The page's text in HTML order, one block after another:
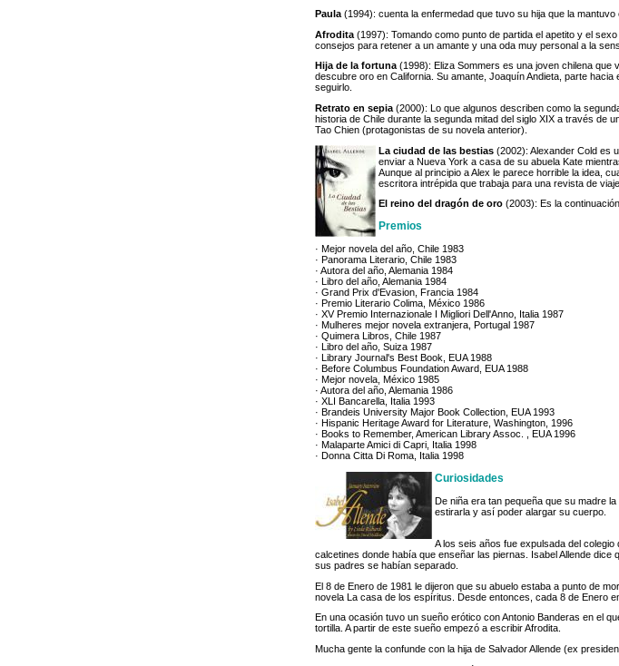
Paula (1994): cuenta la enfermedad que tuvo su hija que la mantuvo
Afrodita (1997): Tomando como punto de partida el apetito y el
consejos para retener a un amante y una oda muy personal a la
Hija de la fortuna (1998): Eliza Sommers es una joven chilena que
descubre oro en California. Su amante, Joaquín Andieta, parte
seguirlo.
Retrato en sepia (2000): Lo que algunos describen como la
historia de Chile durante la segunda mitad del siglo XIX a través de
Tao Chien (protagonistas de su novela anterior).
La ciudad de las bestias (2002): Alexander Cold es
enviar a Nueva York a casa de su abuela Kate
Aunque al principio a Alex le parece horrible la idea,
escritora intrépida que trabaja para una revista de
El reino del dragón de oro (2003): Es la
Premios
· Mejor novela del año, Chile 1983
· Panorama Literario, Chile 1983
· Autora del año, Alemania 1984
· Libro del año, Alemania 1984
· Grand Prix d'Evasion, Francia 1984
· Premio Literario Colima, México 1986
· XV Premio Internazionale I Migliori Dell'Anno, Italia 1987
· Mulheres mejor novela extranjera, Portugal 1987
· Quimera Libros, Chile 1987
· Libro del año, Suiza 1987
· Library Journal's Best Book, EUA 1988
· Before Columbus Foundation Award, EUA 1988
· Mejor novela, México 1985
· Autora del año, Alemania 1986
· XLI Bancarella, Italia 1993
· Brandeis University Major Book Collection, EUA 1993
· Hispanic Heritage Award for Literature, Washington, 1996
· Books to Remember, American Library Assoc. , EUA 1996
· Malaparte Amici di Capri, Italia 1998
· Donna Citta Di Roma, Italia 1998
Curiosidades
De niña era tan pequeña que su madre
estirarla y así poder alargar su cuerpo.
A los seis años fue expulsada del
calcetines donde había que enseñar las piernas. Isabel Allende
sus padres se habían separado.
El 8 de Enero de 1981 le dijeron que su abuelo estaba a punto de
novela La casa de los espíritus. Desde entonces, cada 8 de Enero
En una ocasión tuvo un sueño erótico con Antonio Banderas en el
tortilla. A partir de este sueño empezó a escribir Afrodita.
Mucha gente la confunde con la hija de Salvador Allende (ex